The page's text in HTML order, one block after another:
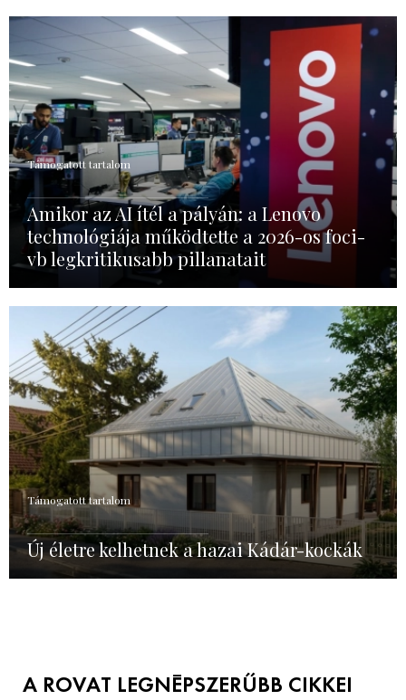
Támogatott tartalom
Amikor az AI ítél a pályán: a Lenovo
technológiája működtette a 2026-os foci-
vb legkritikusabb pillanatait
Támogatott tartalom
Új életre kelhetnek a hazai Kádár-kockák
A ROVAT LEGNÉPSZERŰBB CIKKEI